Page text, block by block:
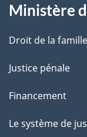
e
Ministère
Droit de la famille
Justice pénale
Financement
Le système de